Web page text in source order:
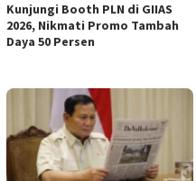
Kunjungi Booth PLN di GIIAS
2026, Nikmati Promo Tambah
Daya 50 Persen